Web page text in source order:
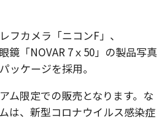
フカメラ「ニコンF」、
鏡「NOVAR 7ｘ50」の製品写真
ッケージを採用。
ム限定での販売となります。な
は、新型コロナウイルス感染症